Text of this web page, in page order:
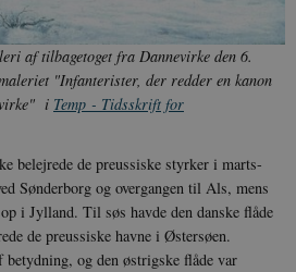
af tilbagetoget fra Dannevirke den 6.
"Infanterister, der redder en kanon
i Temp - Tidsskrift for
belejrede de preussiske styrker i marts-
Sønderborg og overgangen til Als, mens
i Jylland. Til søs havde den danske flåde
de preussiske havne i Østersøen.
betydning, og den østrigske flåde var